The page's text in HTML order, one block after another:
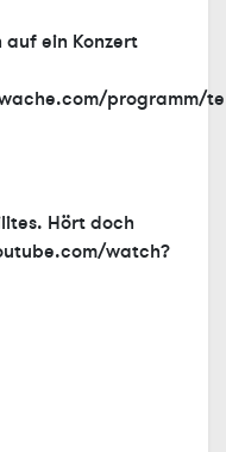
ein Konzert
programm/
Hört doch
watch?